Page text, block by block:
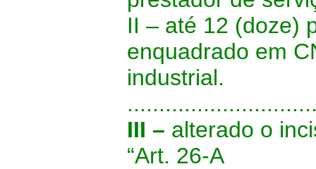
II – até 12 (doze)
enquadrado em
industrial.
III – alterado o
“Art. 26-A